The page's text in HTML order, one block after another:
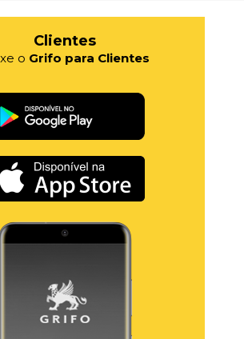
Clientes
o Grifo para Clientes